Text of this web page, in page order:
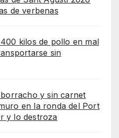
de verbenas
kilos de pollo en mal
sin
y sin carnet
en la ronda del Port
y lo destroza